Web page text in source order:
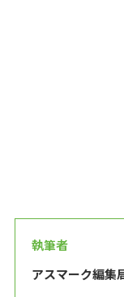
執筆者
アスマーク編集